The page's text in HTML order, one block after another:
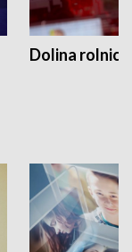
Dolina